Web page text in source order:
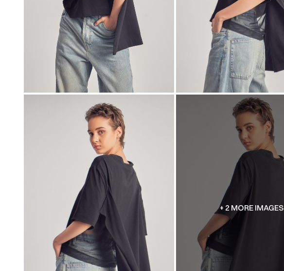
+ 2 MORE IMAGES